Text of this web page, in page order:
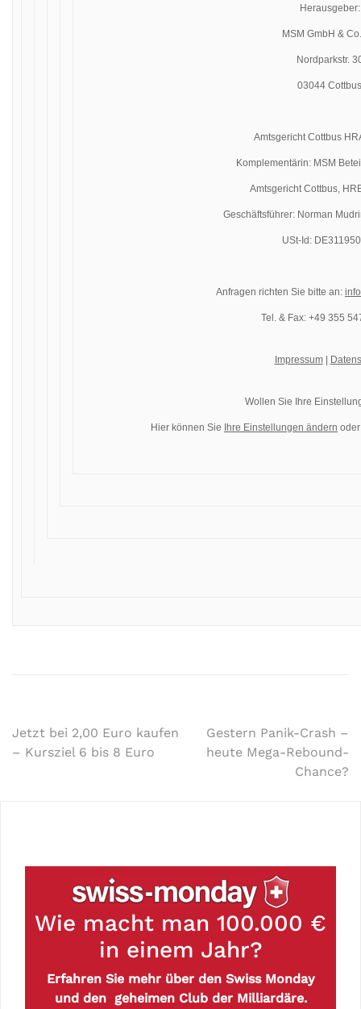
Herausgeber:
MSM GmbH &
Nordparkstr.
03044 Cottbus
Amtsgericht Cottbus
Komplementärin: MSM
Amtsgericht Cottbus,
Geschäftsführer: Norman
USt-Id:
Anfragen richten Sie bitte an:
Tel. & Fax: +49 355
Impressum|
Wollen Sie Ihre
Hier können Sie Ihre Einstellungen ändern
Jetzt bei 2,00 Euro kaufen
– Kursziel 6 bis 8 Euro
Gestern Panik-Crash –
heute Mega-Rebound-
Chance?
Wie macht man 100.000 €
in einem Jahr?
Erfahren Sie mehr über den Swiss Monday
und den geheimen Club der Milliardäre.